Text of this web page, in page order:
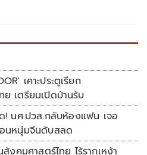
เคาะประตูเรียก
ย เตรียมเปิดบ้านรับ
! นศ.ปวส.กลับห้องแฟน เจอ
นหนุ่มจีนดับสลด
งคมศาสตร์ไทย ไร้รากเหง้า